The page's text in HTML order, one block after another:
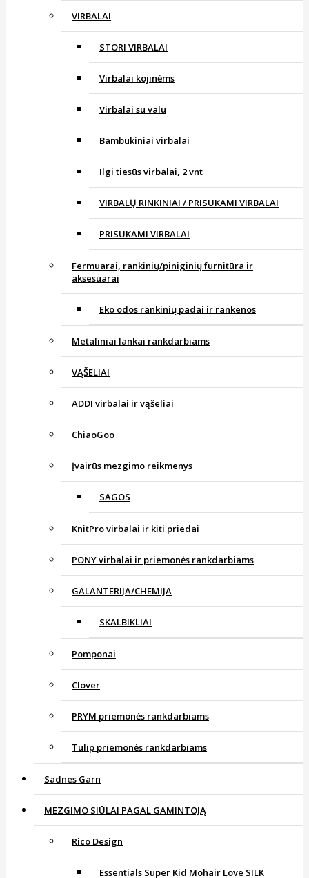
VIRBALAI
STORI VIRBALAI
Virbalai kojinėms
Virbalai su valu
Bambukiniai virbalai
Ilgi tiesūs virbalai, 2 vnt
VIRBALŲ RINKINIAI / PRISUKAMI VIRBALAI
PRISUKAMI VIRBALAI
Fermuarai, rankinių/piniginių furnitūra ir
aksesuarai
Eko odos rankinių padai ir rankenos
Metaliniai lankai rankdarbiams
VĄŠELIAI
ADDI virbalai ir vąšeliai
ChiaoGoo
Įvairūs mezgimo reikmenys
SAGOS
KnitPro virbalai ir kiti priedai
PONY virbalai ir priemonės rankdarbiams
GALANTERIJA/CHEMIJA
SKALBIKLIAI
Pomponai
Clover
PRYM priemonės rankdarbiams
Tulip priemonės rankdarbiams
Sadnes Garn
MEZGIMO SIŪLAI PAGAL GAMINTOJĄ
Rico Design
Essentials Super Kid Mohair Love SILK